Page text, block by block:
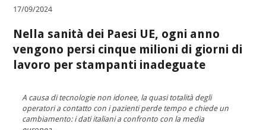
17/09/2024
Nella sanità dei Paesi UE, ogni anno
vengono persi cinque milioni di giorni di
lavoro per stampanti inadeguate
A causa di tecnologie non idonee, la quasi totalità degli
operatori a contatto con i pazienti perde tempo e chiede un
cambiamento: i dati italiani a confronto con la media